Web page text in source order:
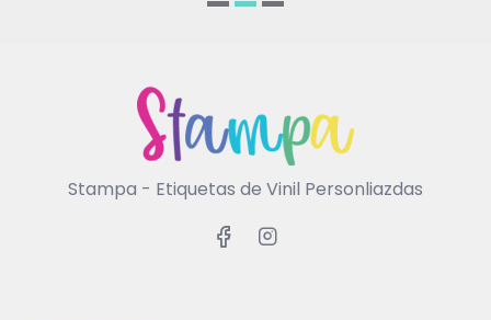
Stampa - Etiquetas de Vinil Personliazdas